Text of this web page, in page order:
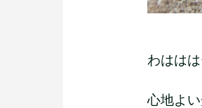
わはは
心地よ